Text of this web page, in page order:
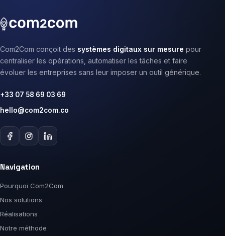
Com2Com conçoit des systèmes digitaux sur mesure pour
centraliser les opérations, automatiser les tâches et faire
évoluer les entreprises sans leur imposer un outil générique.
+33 07 58 69 03 69
hello@com2com.co
Navigation
Pourquoi Com2Com
Nos solutions
Réalisations
Notre méthode